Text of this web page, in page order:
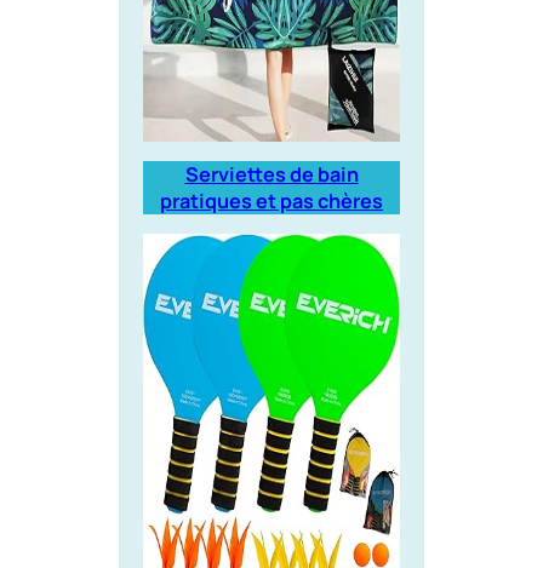
Serviettes de bain
pratiques et pas chères